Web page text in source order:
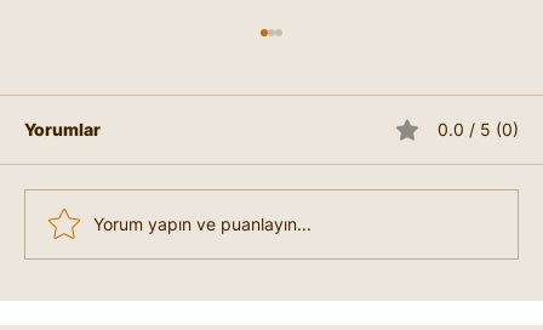
Fizyonomide Satürn Halkası , kişinin
sorumluluk, disiplin, içsel derinlik ve manevi
Yorumlar 0.0 / 5 (0)
Yorum yapın ve puanlayın...